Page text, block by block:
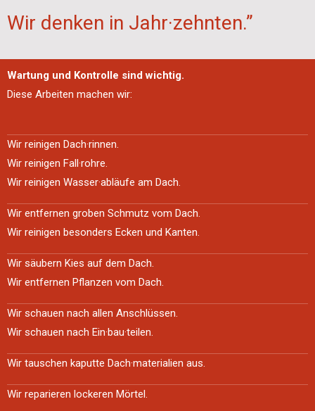
Wir denken in Jahr·zehnten.”
Wartung und Kontrolle sind wichtig.
Diese Arbeiten machen wir:
Wir reinigen Dach·rinnen.
Wir reinigen Fall·rohre.
Wir reinigen Wasser·abläufe am Dach.
Wir entfernen groben Schmutz vom Dach.
Wir reinigen besonders Ecken und Kanten.
Wir säubern Kies auf dem Dach.
Wir entfernen Pflanzen vom Dach.
Wir schauen nach allen Anschlüssen.
Wir schauen nach Ein·bau·teilen.
Wir tauschen kaputte Dach·materialien aus.
Wir reparieren lockeren Mörtel.